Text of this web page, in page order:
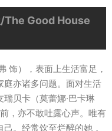
The Good House
饰），表面上生活富足，
庭亦诸多问题。面对生活
贝卡（莫蕾娜·巴卡琳
，亦不敢吐露心声。唯有
。经常饮至烂醉的她，